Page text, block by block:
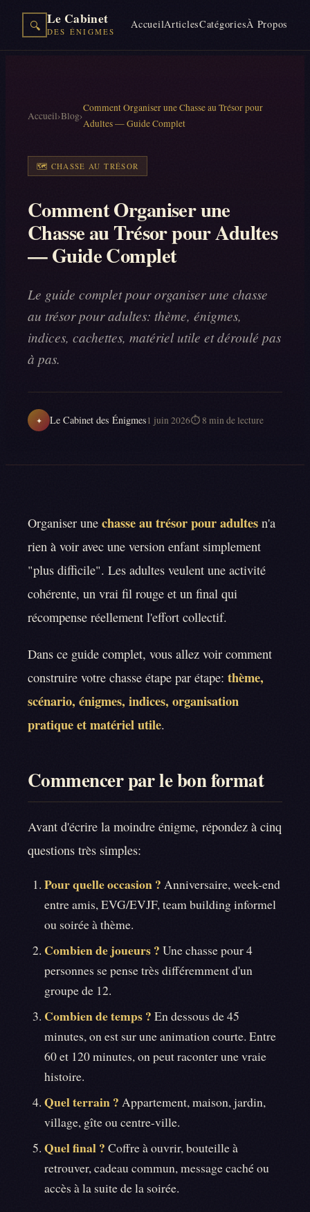
🔍 Le Cabinet
DES ÉNIGMES
AccueilArticlesCatégoriesÀ Propos
Accueil›Blog›
Comment Organiser une Chasse au Trésor pour
Adultes — Guide Complet
🗺️ CHASSE AU TRÉSOR
Comment Organiser une
Chasse au Trésor pour Adultes
— Guide Complet
Le guide complet pour organiser une chasse
au trésor pour adultes: thème, énigmes,
indices, cachettes, matériel utile et déroulé pas
à pas.
✦ Le Cabinet des Énigmes1 juin 2026⏱ 8 min de lecture
Organiser une chasse au trésor pour adultes n'a
rien à voir avec une version enfant simplement
"plus difficile". Les adultes veulent une activité
cohérente, un vrai fil rouge et un final qui
récompense réellement l'effort collectif.
Dans ce guide complet, vous allez voir comment
construire votre chasse étape par étape: thème,
scénario, énigmes, indices, organisation
pratique et matériel utile.
Commencer par le bon format
Avant d'écrire la moindre énigme, répondez à cinq
questions très simples:
Pour quelle occasion ? Anniversaire, week-end
entre amis, EVG/EVJF, team building informel
ou soirée à thème.
Combien de joueurs ? Une chasse pour 4
personnes se pense très différemment d'un
groupe de 12.
Combien de temps ? En dessous de 45
minutes, on est sur une animation courte. Entre
60 et 120 minutes, on peut raconter une vraie
histoire.
Quel terrain ? Appartement, maison, jardin,
village, gîte ou centre-ville.
Quel final ? Coffre à ouvrir, bouteille à
retrouver, cadeau commun, message caché ou
accès à la suite de la soirée.